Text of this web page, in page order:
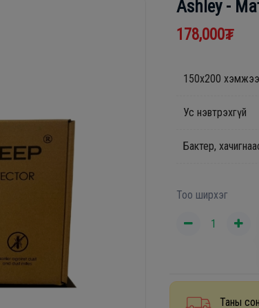
Ashley -
178,000₮
150x200
Ус нэвтрэхгүй
Бактер,
Тоо ширхэг
Таны